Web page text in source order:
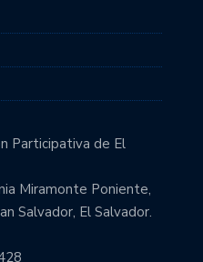
Participativa de El
Miramonte Poniente,
Salvador, El Salvador.